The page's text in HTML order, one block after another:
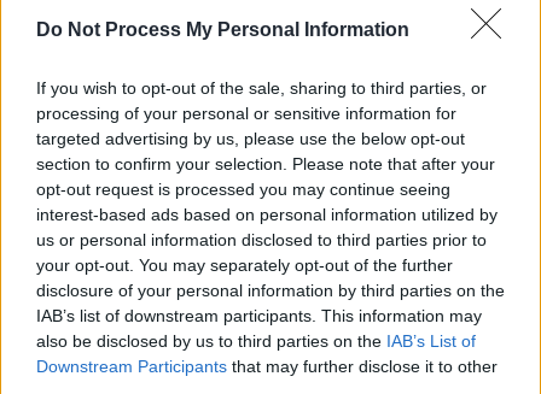
Do Not Process My Personal Information
If you wish to opt-out of the sale, sharing to third parties, or
processing of your personal or sensitive information for
targeted advertising by us, please use the below opt-out
section to confirm your selection. Please note that after your
opt-out request is processed you may continue seeing
interest-based ads based on personal information utilized by
us or personal information disclosed to third parties prior to
your opt-out. You may separately opt-out of the further
disclosure of your personal information by third parties on the
IAB’s list of downstream participants. This information may
also be disclosed by us to third parties on the IAB’s List of
Downstream Participants that may further disclose it to other
ευρώ. Το αυτοκίνητο μου είναι με leasing
μεταχειρισμένο και η δόση που πληρώνω
είναι400 ευρώ. Πληρώνω διατροφή στο
μέγιστο που μπορώ 2.000 ευρώ και τα
ταξίδια τα έχω κάνει με τα παιδιά μου».